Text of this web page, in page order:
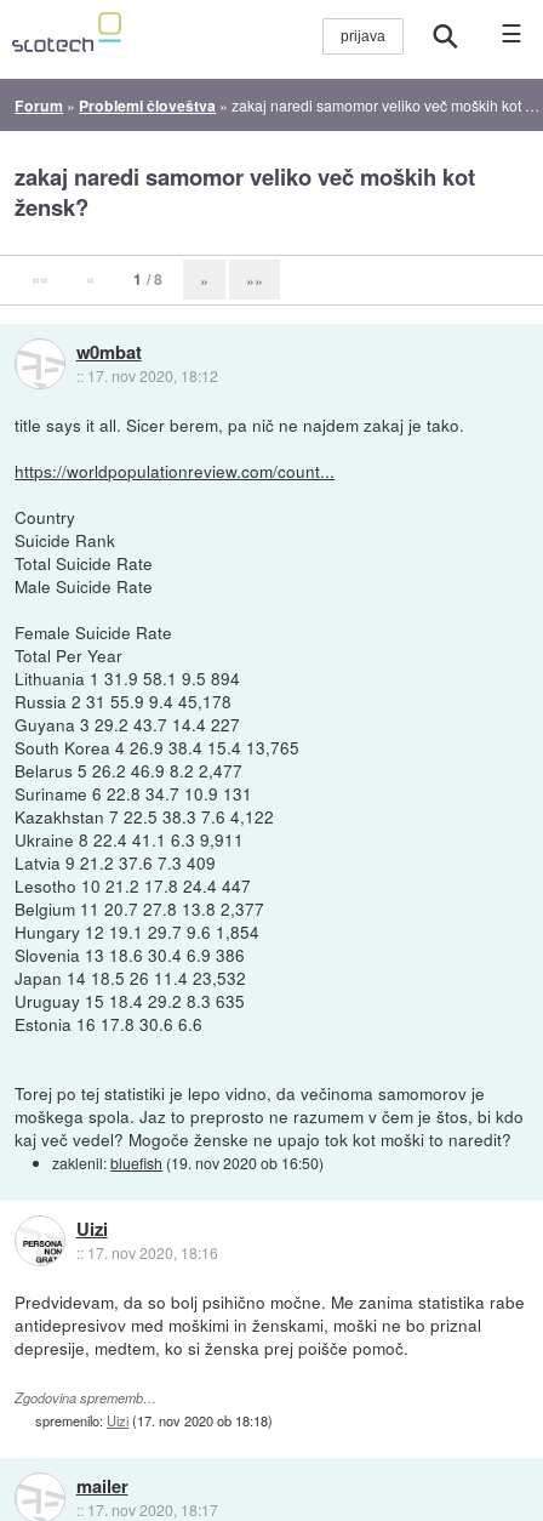
☰
Forum » Problemi človeštva »zakaj naredi samomor veliko več moških kot žensk?
zakaj naredi samomor veliko več moških kot
žensk?
«« « 1 / 8 » »»
w0mbat
:: 17. nov 2020, 18:12
title says it all. Sicer berem, pa nič ne najdem zakaj je tako.
https://worldpopulationreview.com/count...
Country
Suicide Rank
Total Suicide Rate
Male Suicide Rate
Female Suicide Rate
Total Per Year
Lithuania 1 31.9 58.1 9.5 894
Russia 2 31 55.9 9.4 45,178
Guyana 3 29.2 43.7 14.4 227
South Korea 4 26.9 38.4 15.4 13,765
Belarus 5 26.2 46.9 8.2 2,477
Suriname 6 22.8 34.7 10.9 131
Kazakhstan 7 22.5 38.3 7.6 4,122
Ukraine 8 22.4 41.1 6.3 9,911
Latvia 9 21.2 37.6 7.3 409
Lesotho 10 21.2 17.8 24.4 447
Belgium 11 20.7 27.8 13.8 2,377
Hungary 12 19.1 29.7 9.6 1,854
Slovenia 13 18.6 30.4 6.9 386
Japan 14 18.5 26 11.4 23,532
Uruguay 15 18.4 29.2 8.3 635
Estonia 16 17.8 30.6 6.6
Torej po tej statistiki je lepo vidno, da večinoma samomorov je
moškega spola. Jaz to preprosto ne razumem v čem je štos, bi kdo
kaj več vedel? Mogoče ženske ne upajo tok kot moški to naredit?
zaklenil:bluefish (19. nov 2020 ob 16:50)
Uizi
:: 17. nov 2020, 18:16
Predvidevam, da so bolj psihično močne. Me zanima statistika rabe
antidepresivov med moškimi in ženskami, moški ne bo priznal
depresije, medtem, ko si ženska prej poišče pomoč.
Zgodovina sprememb…
spremenilo: Uizi(17. nov 2020 ob 18:18)
mailer
:: 17. nov 2020, 18:17